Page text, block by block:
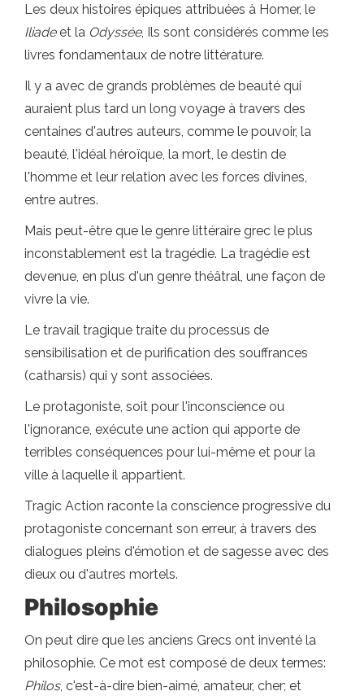
Les deux histoires épiques attribuées à Homer, le
Iliadeet la Odyssée, Ils sont considérés comme les
livres fondamentaux de notre littérature.
Il y a avec de grands problèmes de beauté qui
auraient plus tard un long voyage à travers des
centaines d'autres auteurs, comme le pouvoir, la
beauté, l'idéal héroïque, la mort, le destin de
l'homme et leur relation avec les forces divines,
entre autres.
Mais peut-être que le genre littéraire grec le plus
inconstablement est la tragédie. La tragédie est
devenue, en plus d'un genre théâtral, une façon de
vivre la vie.
Le travail tragique traite du processus de
sensibilisation et de purification des souffrances
(catharsis) qui y sont associées.
Le protagoniste, soit pour l'inconscience ou
l'ignorance, exécute une action qui apporte de
terribles conséquences pour lui-même et pour la
ville à laquelle il appartient.
Tragic Action raconte la conscience progressive du
protagoniste concernant son erreur, à travers des
dialogues pleins d'émotion et de sagesse avec des
dieux ou d'autres mortels.
Philosophie
On peut dire que les anciens Grecs ont inventé la
philosophie. Ce mot est composé de deux termes:
Philos, c'est-à-dire bien-aimé, amateur, cher; et